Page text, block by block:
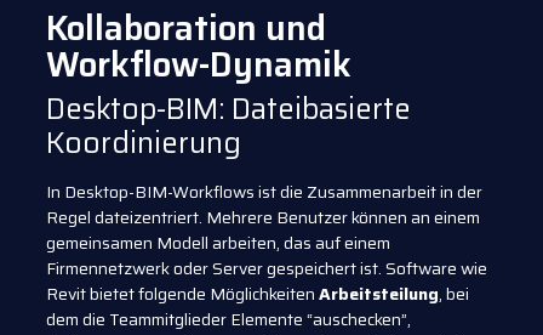
Kollaboration und
Workflow-Dynamik
Desktop-BIM: Dateibasierte
Koordinierung
In Desktop-BIM-Workflows ist die Zusammenarbeit in der
Regel dateizentriert. Mehrere Benutzer können an einem
gemeinsamen Modell arbeiten, das auf einem
Firmennetzwerk oder Server gespeichert ist. Software wie
Revit bietet folgende MöglichkeitenArbeitsteilung, bei
dem die Teammitglieder Elemente “auschecken”,